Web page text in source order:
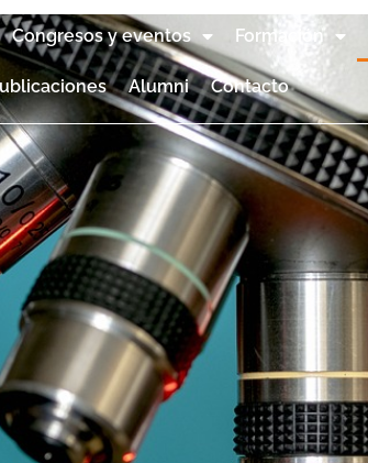
Congresos y eventos Formación
Alumni Contacto